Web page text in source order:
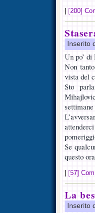
[200]
Inserito
Un po’ di
Non
vista del
Sto
Se
questo
[57]
La
Inserito